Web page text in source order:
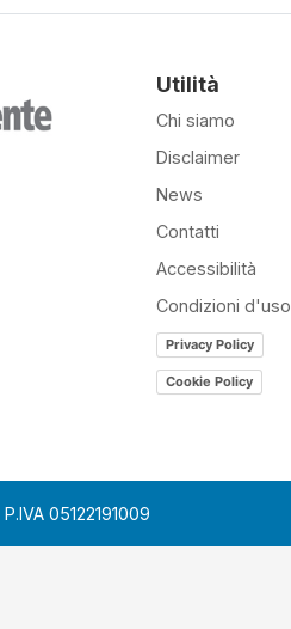
Utilità
Chi siamo
Disclaimer
News
Contatti
Accessibilità
Condizioni d'uso
Privacy Policy
Cookie Policy
05122191009